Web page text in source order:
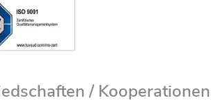
/ Kooperationen